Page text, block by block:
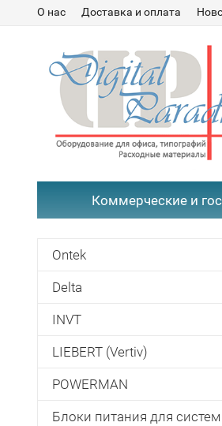
О нас Доставка и оплата
Коммерческие и
Ontek
Delta
INVT
LIEBERT (Vertiv)
POWERMAN
Блоки питания для систем